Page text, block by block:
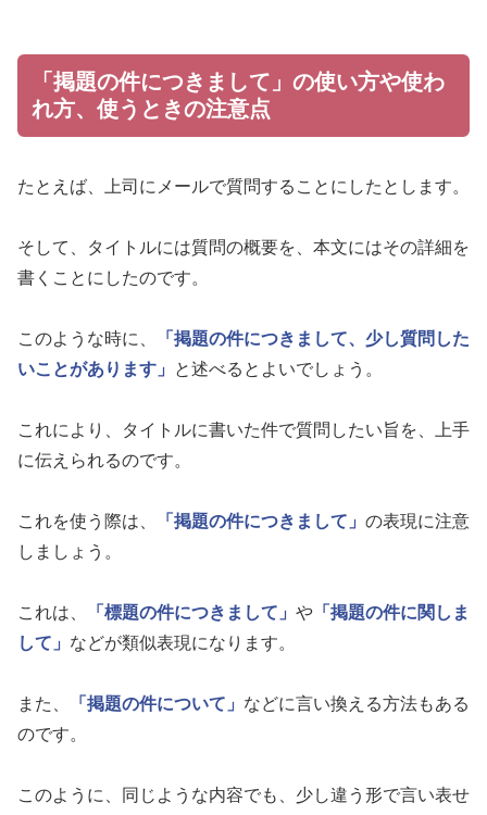
「掲題の件につきまして」の使い方や使わ
れ方、使うときの注意点
たとえば、上司にメールで質問することにしたとします。
そして、タイトルには質問の概要を、本文にはその詳細を
書くことにしたのです。
このような時に、
「掲題の件につきまして、少し質問した
いことがあります」
と述べるとよいでしょう。
これにより、タイトルに書いた件で質問したい旨を、上手
に伝えられるのです。
これを使う際は、 「掲題の件につきまして」 の表現に注意
しましょう。
これは、 「標題の件につきまして」 や 「掲題の件に関しま
して」 などが類似表現になります。
また、 「掲題の件について」 などに言い換える方法もある
のです。
このように、同じような内容でも、少し違う形で言い表せ